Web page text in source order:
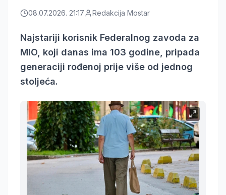
08.07.2026. 21:17 Redakcija Mostar
Najstariji korisnik Federalnog zavoda za
MIO, koji danas ima 103 godine, pripada
generaciji rođenoj prije više od jednog
stoljeća.